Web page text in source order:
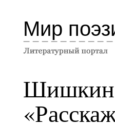
Мир
Шишкин